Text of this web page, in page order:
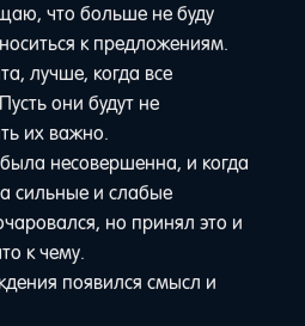
что больше не буду
к предложениям.
лучше, когда все
они будут не
их важно.
несовершенна, и когда
сильные и слабые
но принял это и
к чему.
появился смысл и